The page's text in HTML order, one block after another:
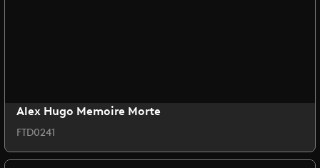
Alex Hugo Memoire Morte
FTD0241